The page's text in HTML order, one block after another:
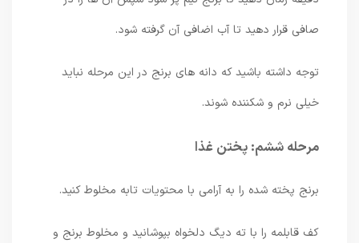
صافی قرار دهید تا آب اضافی آن گرفته شود.
توجه داشته باشید که دانه های برنج در این مرحله نباید
خیلی نرم و شکننده شوند.
مرحله ششم: پختن غذا
برنج پخته شده را به آرامی با محتویات تابه مخلوط کنید.
کف قابلمه را با ته دیگ دلخواه بپوشانید و مخلوط برنج و